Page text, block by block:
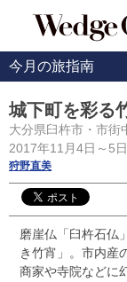
今月の旅指南
城下町を彩る
大分県臼杵市・市街
2017年11月4日～5日
狩野直美
磨崖仏「臼杵石仏
き竹宵」。市内産
商家や寺院などに